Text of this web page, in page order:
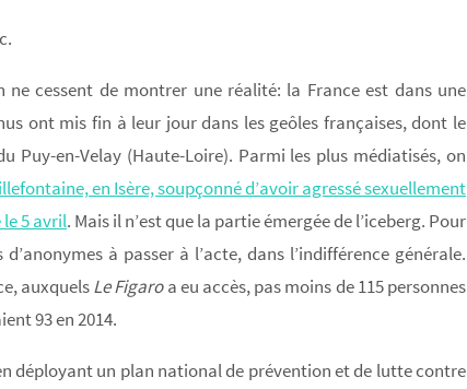
ne cessent de montrer une réalité: la France est dans une
ont mis fin à leur jour dans les geôles françaises, dont le
Puy-en-Velay (Haute-Loire). Parmi les plus médiatisés, on
en Isère, soupçonné d’avoir agressé sexuellement
le 5 avril. Mais il n’est que la partie émergée de l’iceberg. Pour
à passer à l’acte, dans l’indifférence générale.
auxquelsLe Figaroa eu accès, pas moins de 115 personnes
93 en 2014.
déployant un plan national de prévention et de lutte contre